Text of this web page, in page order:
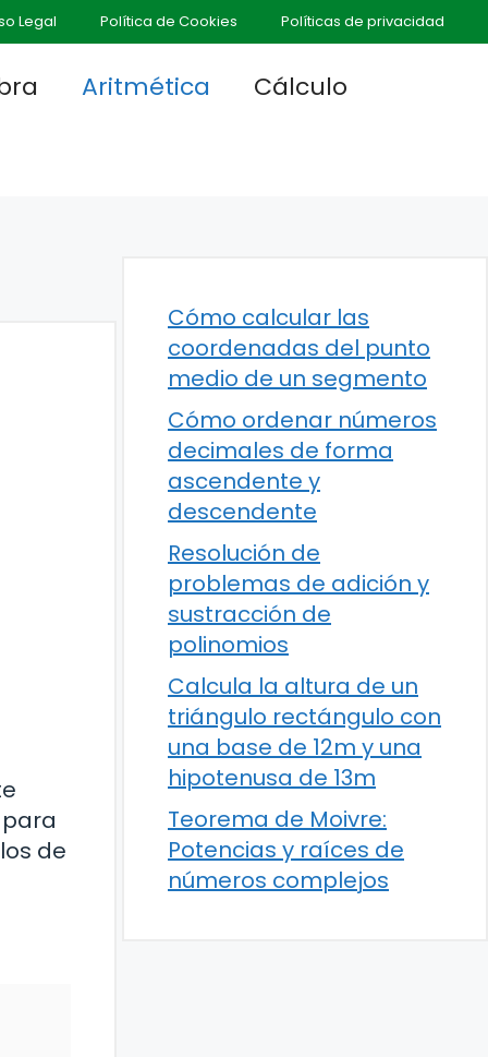
Legal Política de Cookies Políticas de privacidad
Aritmética
Cálculo
de
Cómo calcular las
coordenadas del punto
medio de un segmento
Cómo ordenar números
decimales de forma
ascendente y
descendente
Resolución de
problemas de adición y
sustracción de
polinomios
Calcula la altura de un
triángulo rectángulo con
una base de 12m y una
hipotenusa de 13m
Teorema de Moivre:
Potencias y raíces de
números complejos